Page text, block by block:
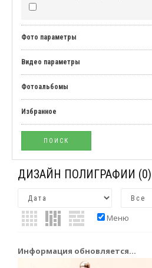
Фото параметры
Видео параметры
Фотоальбомы
Избранное
ДИЗАЙН ПОЛИГРАФИИ (0)
Меню
Информация обновляется...